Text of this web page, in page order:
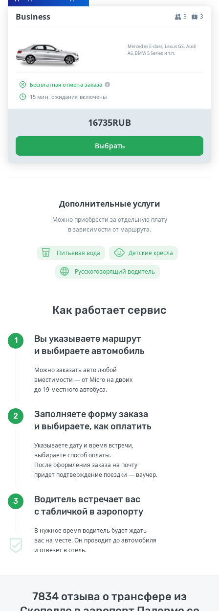
Business 3 3
Mercedes E-class, Lexus GS, Audi
A6, BMW 5 Series и т.п.
Бесплатная отмена заказа
15 мин. ожидания включены
16735RUB
Выбрать
Дополнительные услуги
Можно приобрести за отдельную плату
в зависимости от маршрута.
Питьевая вода Детские кресла
Русскоговорящий водитель
Как работает сервис
1
Вы указываете маршрут
и выбираете автомобиль
Можно заказать авто любой
вместимости — от Micro на двоих
до 19-местного автобуса.
2
Заполняете форму заказа
и выбираете, как оплатить
Указываете дату и время встречи,
выбираете способ оплаты.
После оформления заказа на почту
придет подтверждение поездки — ваучер.
3
Водитель встречает вас
с табличкой в аэропорту
В нужное время водитель будет ждать
вас на месте. Он проводит до автомобиля
и отвезет в отель.
7834 отзыва о трансфере из